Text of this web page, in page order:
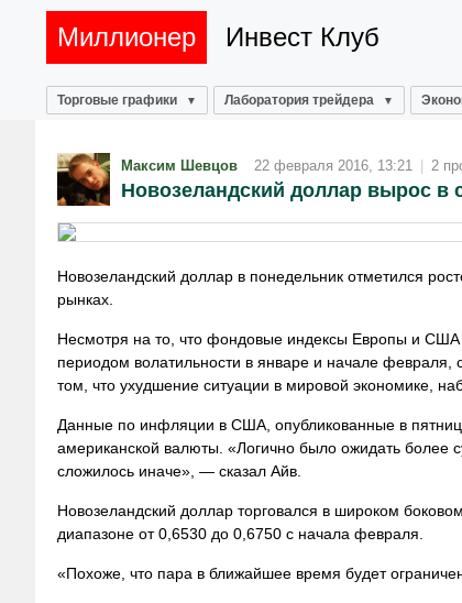
Миллионер Инвест Клуб
Торговые графики Лаборатория трейдера
Максим Шевцов 22 февраля 2016, 13:21 | 2
Новозеландский доллар вырос в
Новозеландский доллар в понедельник отметился
рынках.
Несмотря на то, что фондовые индексы Европы и США
периодом волатильности в январе и начале февраля,
том, что ухудшение ситуации в мировой экономике,
Данные по инфляции в США, опубликованные в
американской валюты. «Логично было ожидать более
сложилось иначе», — сказал Айв.
Новозеландский доллар торговался в широком
диапазоне от 0,6530 до 0,6750 с начала февраля.
«Похоже, что пара в ближайшее время будет